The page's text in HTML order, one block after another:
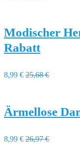
Modischer
Rabatt
8,99 € 25,68 €
Ärmellose
8,99 € 26,97 €